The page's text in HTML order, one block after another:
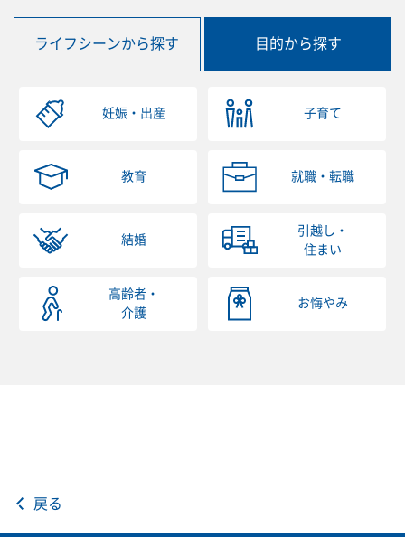
ライフシーンから探す 目的から探す
妊娠・出産 子育て
教育 就職・転職
結婚
引越し・
住まい
高齢者・
介護
お悔やみ
戻る